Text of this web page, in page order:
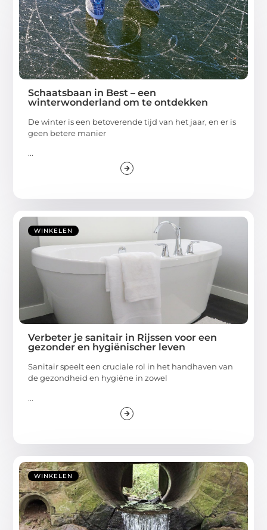
Schaatsbaan in Best – een
winterwonderland om te ontdekken
De winter is een betoverende tijd van het jaar, en er is
geen betere manier
...
WINKELEN
Verbeter je sanitair in Rijssen voor een
gezonder en hygiënischer leven
Sanitair speelt een cruciale rol in het handhaven van
de gezondheid en hygiëne in zowel
...
WINKELEN